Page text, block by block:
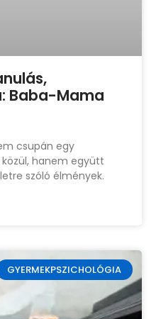
Baba-Mama
csupán egy
hanem együtt
szóló élmények.
GYERMEKPSZICHOLÓGIA